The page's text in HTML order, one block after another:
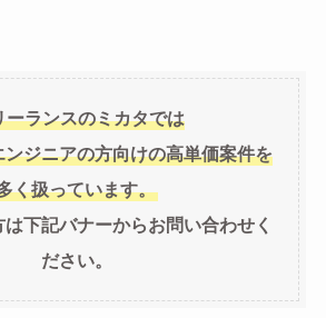
ーランスのミカタでは
ジニアの方向けの高単価案件を
く扱っています。
下記バナーからお問い合わせく
ださい。